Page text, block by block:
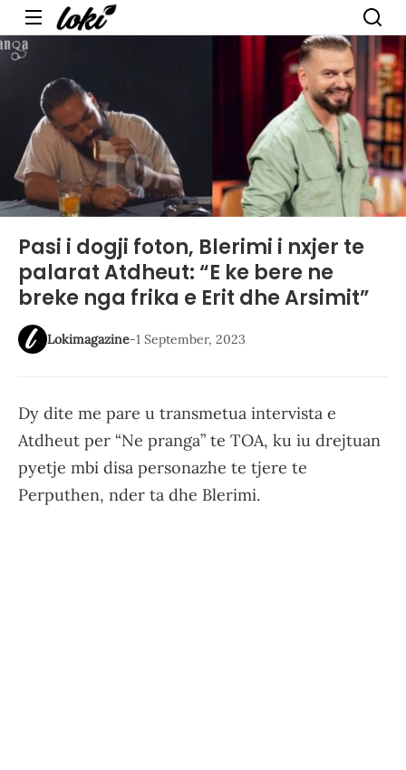
Menu
Pasi i dogji foton, Blerimi i nxjer te
palarat Atdheut: “E ke bere ne
breke nga frika e Erit dhe Arsimit”
Lokimagazine-1 September, 2023
Dy dite me pare u transmetua intervista e
Atdheut per “Ne pranga” te TOA, ku iu drejtuan
pyetje mbi disa personazhe te tjere te
Perputhen, nder ta dhe Blerimi.